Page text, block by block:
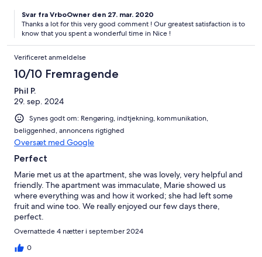
Svar fra VrboOwner den 27. mar. 2020
Thanks a lot for this very good comment ! Our greatest satisfaction is to
know that you spent a wonderful time in Nice !
Verificeret anmeldelse
10/10 Fremragende
Phil P.
29. sep. 2024
Synes godt om: Rengøring, indtjekning, kommunikation,
beliggenhed, annoncens rigtighed
Oversæt med Google
Perfect
Marie met us at the apartment, she was lovely, very helpful and
friendly. The apartment was immaculate, Marie showed us
where everything was and how it worked; she had left some
fruit and wine too. We really enjoyed our few days there,
perfect.
Overnattede 4 nætter i september 2024
0